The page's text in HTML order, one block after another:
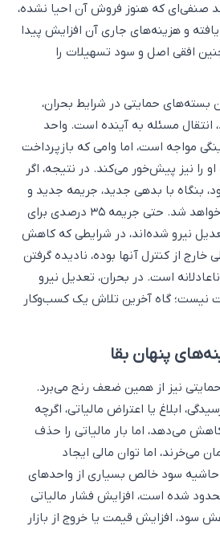
صنفی‌ای که هنوز فروش آن احیا نشده،
و هزینه‌های جاری آن افزایش پیدا
افقی اصل و سود تسهیلات را
بسته‌های حمایتی در شرایط بحران،
انتقال مسئله به آینده است. واحد
مواجه است، اما وامی که بازپرداخت
او را نیز پیش‌خور می‌کند. در نتیجه، اگر
بنگاه با بدهی جدید، جریمه جدید و
فشار بانکی جدید روبه‌رو خواهد شد. حتی جریمه ۳۵ درصدی برای
نیرو شده‌اند، در شرایطی که کاهش
خارج از کنترل آنها بوده، نادیده گرفتن
است. در بحران، تعدیل نیرو
نیست؛ گاه آخرین تلاش یک کسب‌وکار
پنهان بقا
نیز از همین ضعف رنج می‌برد.
ابلاغ یا اعتراض مالیاتی، اگرچه
می‌دهد، اما بار مالیاتی را حذف
می‌خرند، اما توان مالی ایجاد
حاشیه سود خالص بسیاری از واحدهای
شده است، افزایش فشار مالیاتی
سود، افزایش قیمت یا خروج از بازار